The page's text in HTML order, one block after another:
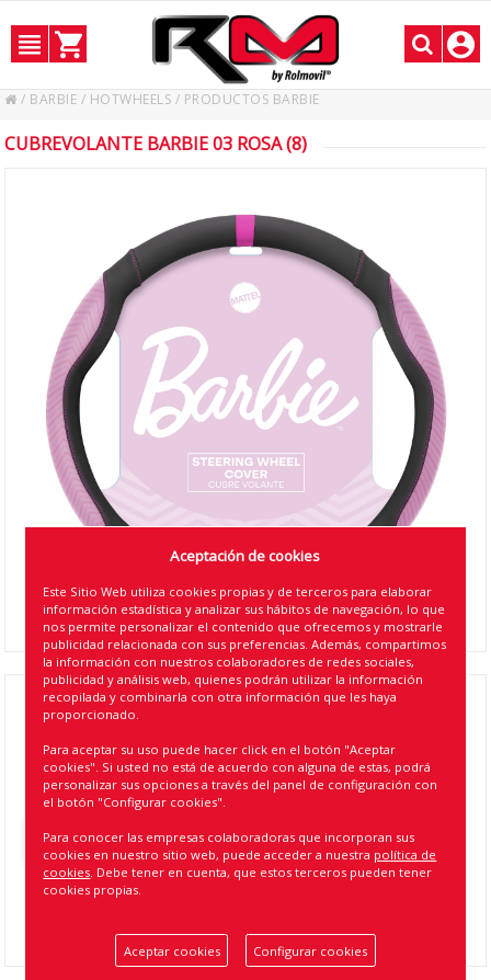
/ BARBIE / HOTWHEELS / PRODUCTOS BARBIE
CUBREVOLANTE BARBIE 03 ROSA (8)
CUBREVOLANTE BARBIE 03 ROSA (8)
Referencia:BBSWC003
EAN13:0815883024803
Volver atrás
Aceptación de cookies
Este Sitio Web utiliza cookies propias y de terceros para elaborar
información estadística y analizar sus hábitos de navegación, lo que
nos permite personalizar el contenido que ofrecemos y mostrarle
publicidad relacionada con sus preferencias. Además, compartimos
la información con nuestros colaboradores de redes sociales,
publicidad y análisis web, quienes podrán utilizar la información
recopilada y combinarla con otra información que les haya
proporcionado.
Para aceptar su uso puede hacer click en el botón "Aceptar
cookies". Si usted no está de acuerdo con alguna de estas, podrá
personalizar sus opciones a través del panel de configuración con
el botón "Configurar cookies".
Para conocer las empresas colaboradoras que incorporan sus
cookies en nuestro sitio web, puede acceder a nuestra política de
cookies. Debe tener en cuenta, que estos terceros pueden tener
cookies propias.
Aceptar cookies Configurar cookies